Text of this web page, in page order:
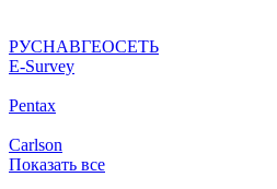
РУСНАВГЕОСЕТЬ
Е-Survey
Pentax
Carlson
Показать все